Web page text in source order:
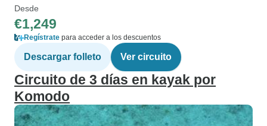
Desde
€1,249
Regístrate para acceder a los descuentos
Descargar folleto Ver circuito
Circuito de 3 días en kayak por
Komodo